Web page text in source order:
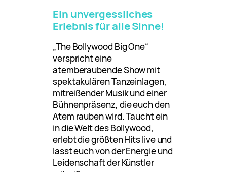
Ein unvergessliches
Erlebnis für alle Sinne!
„The Bollywood Big One“
verspricht eine
atemberaubende Show mit
spektakulären Tanzeinlagen,
mitreißender Musik und einer
Bühnenpräsenz, die euch den
Atem rauben wird. Taucht ein
in die Welt des Bollywood,
erlebt die größten Hits live und
lasst euch von der Energie und
Leidenschaft der Künstler